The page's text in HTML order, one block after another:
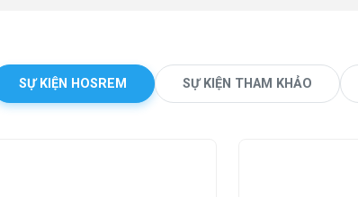
SỰ KIỆN HOSREM SỰ KIỆN THAM KHẢO